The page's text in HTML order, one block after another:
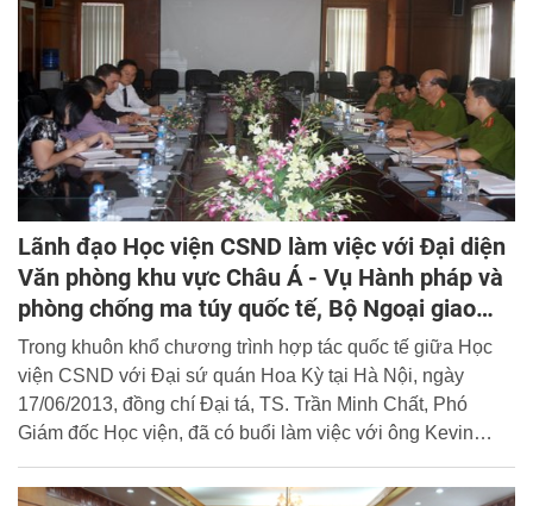
viện CSND và KOICA, chiều ngày 13/7/2013, đồng chí
Thiếu tướng TS. Đặng Xuân Khang, Phó Giám đốc Học
viện cùng đại diện lãnh đạo đơn vị chức năng đã có buổi
gặp xã giao với ông Kim Yong Mok.
Lãnh đạo Học viện CSND làm việc với Đại diện
Văn phòng khu vực Châu Á - Vụ Hành pháp và
phòng chống ma túy quốc tế, Bộ Ngoại giao
Hoa Kỳ
Trong khuôn khổ chương trình hợp tác quốc tế giữa Học
viện CSND với Đại sứ quán Hoa Kỳ tại Hà Nội, ngày
17/06/2013, đồng chí Đại tá, TS. Trần Minh Chất, Phó
Giám đốc Học viện, đã có buổi làm việc với ông Kevin
Á - Vụ Hành pháp và phòng chống ma túy quốc tế, Bộ